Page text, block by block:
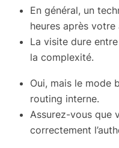
En général, un
heures après votre
La visite dure
la complexité.
Oui, mais le mode
routing interne.
Assurez-vous que
correctement